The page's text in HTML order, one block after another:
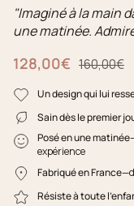
"Imaginé à la main
une matinée.
128,00€
Prix régulier 160,00€
Un design qui lui
Sain dès le premier
Posé en une matinée
expérience
Fabriqué en France
Résiste à toute